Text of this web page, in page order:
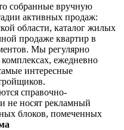
собранные вручную
активных продаж:
области, каталог жилых
продаже квартир в
Мы регулярно
ежедневно
интересные
справочно-
не носят рекламный
блоков, помеченных